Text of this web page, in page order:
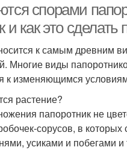
спорами
и как это сделать
к самым древним
Многие виды
к изменяющимся
растение?
папоротник не
сорусов, в
усиками и побегами